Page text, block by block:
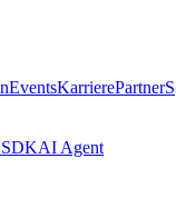
EventsKarrierePartnerS
AI Agent